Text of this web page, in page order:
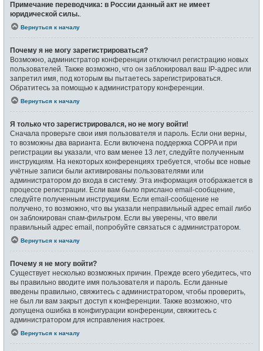
Примечание переводчика: в России данный акт не имеет
юридической силы.
Вернуться к началу
Почему я не могу зарегистрироваться?
Возможно, администратор конференции отключил регистрацию новых
пользователей. Также возможно, что он заблокировал ваш IP-адрес или
запретил имя, под которым вы пытаетесь зарегистрироваться.
Обратитесь за помощью к администратору конференции.
Вернуться к началу
Я только что зарегистрировался, но не могу войти!
Сначала проверьте свои имя пользователя и пароль. Если они верны,
то возможны два варианта. Если включена поддержка COPPA и при
регистрации вы указали, что вам менее 13 лет, следуйте полученным
инструкциям. На некоторых конференциях требуется, чтобы все новые
учётные записи были активированы пользователями или
администратором до входа в систему. Эта информация отображается в
процессе регистрации. Если вам было прислано email-сообщение,
следуйте полученным инструкциям. Если email-сообщение не
получено, то возможно, что вы указали неправильный адрес email либо
он заблокирован спам-фильтром. Если вы уверены, что ввели
правильный адрес email, попробуйте связаться с администратором.
Вернуться к началу
Почему я не могу войти?
Существует несколько возможных причин. Прежде всего убедитесь, что
вы правильно вводите имя пользователя и пароль. Если данные
введены правильно, свяжитесь с администратором, чтобы проверить,
не был ли вам закрыт доступ к конференции. Также возможно, что
допущена ошибка в конфигурации конференции, свяжитесь с
администратором для исправления настроек.
Вернуться к началу